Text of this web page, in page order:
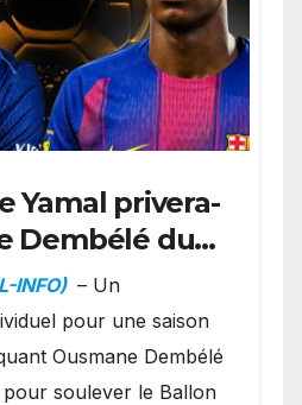
Yamal privera-
Dembélé du
INFO) – Un
pour une saison
Ousmane Dembélé
soulever le Ballon